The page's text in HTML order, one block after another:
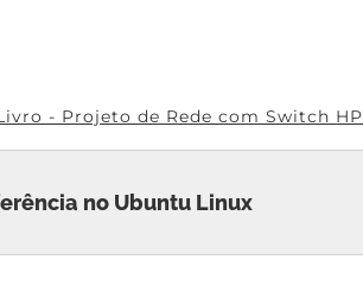
- Projeto de Rede com Switch HP
no Ubuntu Linux